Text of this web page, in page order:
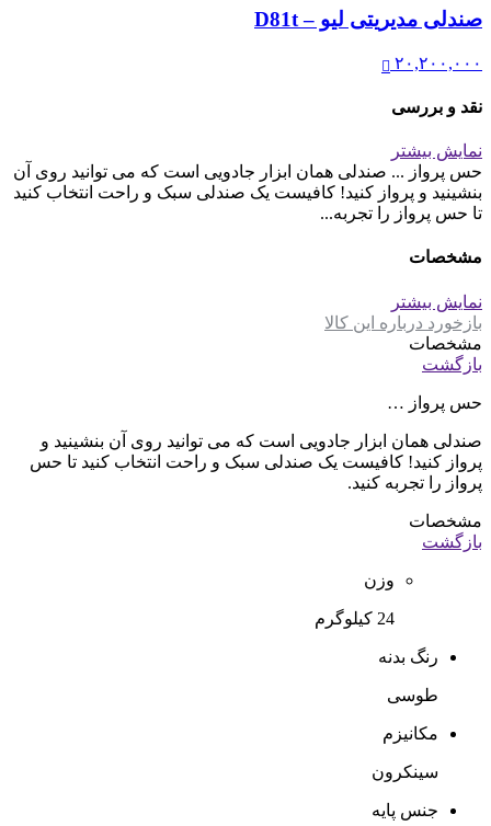
صندلی مدیریتی لیو – D81t
۲۰,۲۰۰,۰۰۰
نقد و بررسی
نمایش بیشتر
حس پرواز ... صندلی همان ابزار جادویی است که می توانید روی آن
بنشینید و پرواز کنید! کافیست یک صندلی سبک و راحت انتخاب کنید
تا حس پرواز را تجربه...
مشخصات
نمایش بیشتر
بازخورد درباره این کالا
مشخصات
بازگشت
حس پرواز …
صندلی همان ابزار جادویی است که می توانید روی آن بنشینید و
پرواز کنید! کافیست یک صندلی سبک و راحت انتخاب کنید تا حس
پرواز را تجربه کنید.
مشخصات
بازگشت
وزن
24 کیلوگرم
رنگ بدنه
طوسی
مکانیزم
سینکرون
جنس پایه